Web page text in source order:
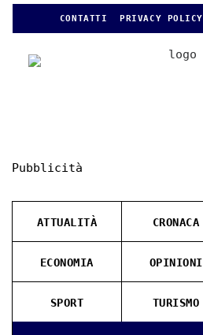
CONTATTI PRIVACY POLICY
Pubblicità
ATTUALITÀ CRONACA
ECONOMIA OPINIONI
SPORT TURISMO